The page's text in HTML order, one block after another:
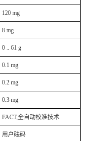
120 mg
8 mg
0 .. 61 g
0.1 mg
0.2 mg
0.3 mg
FACT,全自动校准技术
用户砝码